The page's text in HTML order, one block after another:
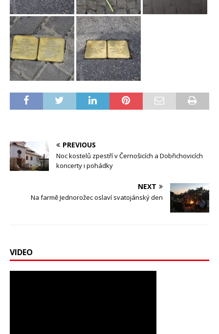
PREVIOUS
Noc kostelů zpestří v Černošicích a Dobřichovicích
koncerty i pohádky
NEXT
Na farmě Jednorožec oslaví svatojánský den
VIDEO